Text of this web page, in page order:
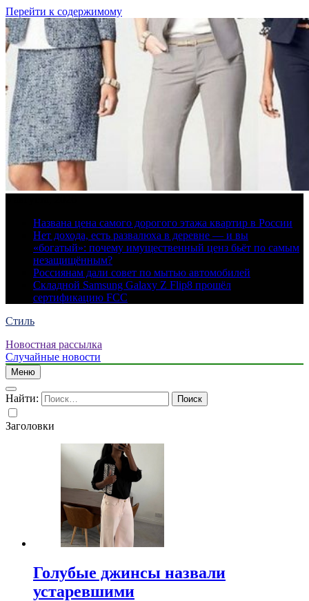
Перейти к содержимому
Названа цена самого дорогого этажа квартир в России
Нет дохода, есть развалюха в деревне — и вы
«богатый»: почему имущественный ценз бьёт по самым
незащищённым?
Россиянам дали совет по мытью автомобилей
Складной Samsung Galaxy Z Flip8 прошёл
сертификацию FCC
Стиль
Новостная рассылка
Случайные новости
Меню
Найти:
Заголовки
Голубые джинсы назвали
устаревшими